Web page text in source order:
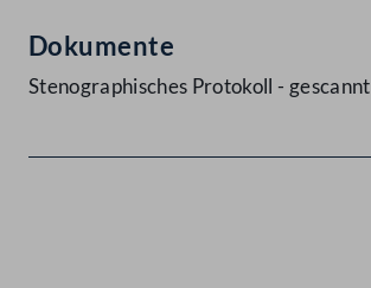
Dokumente
Stenographisches Protokoll - gescannt